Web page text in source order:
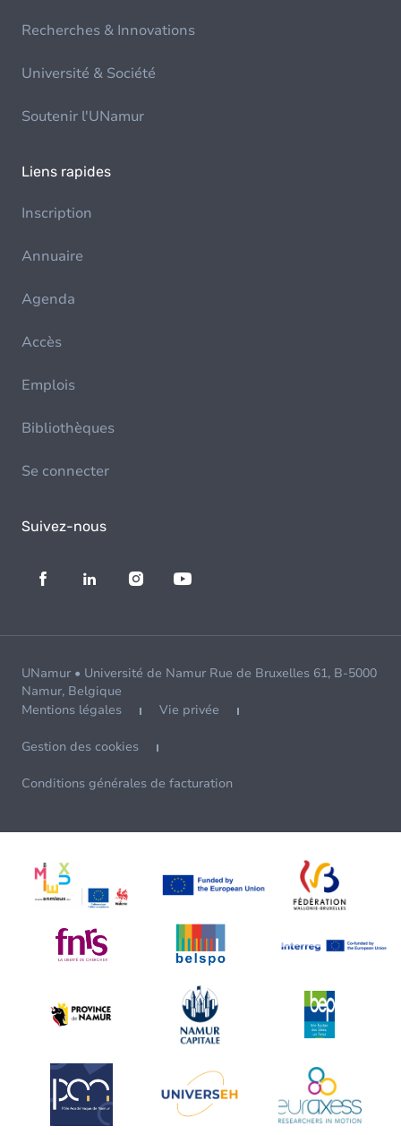
Recherches & Innovations
Université & Société
Soutenir l'UNamur
Liens rapides
Inscription
Annuaire
Agenda
Accès
Emplois
Bibliothèques
Se connecter
Suivez-nous
UNamur • Université de Namur Rue de Bruxelles 61, B-5000
Namur, Belgique
Mentions légales
Vie privée
Gestion des cookies
Conditions générales de facturation